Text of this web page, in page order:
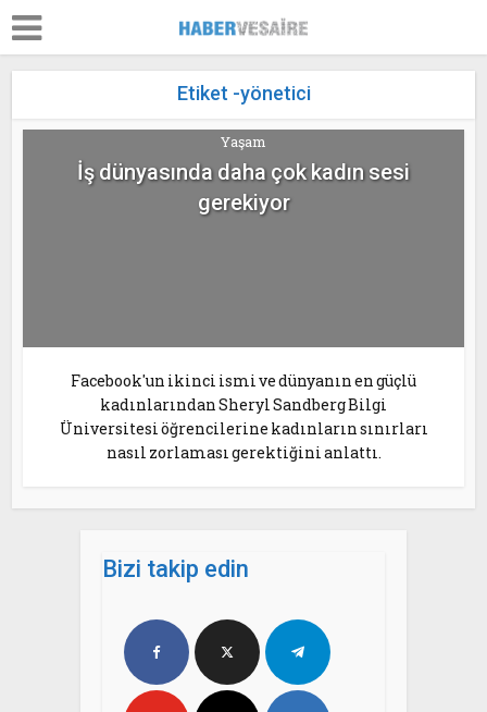
Etiket -yönetici
Yaşam
İş dünyasında daha çok kadın sesi
gerekiyor
Facebook'un ikinci ismi ve dünyanın en güçlü
kadınlarından Sheryl Sandberg Bilgi
Üniversitesi öğrencilerine kadınların sınırları
nasıl zorlaması gerektiğini anlattı.
Bizi takip edin